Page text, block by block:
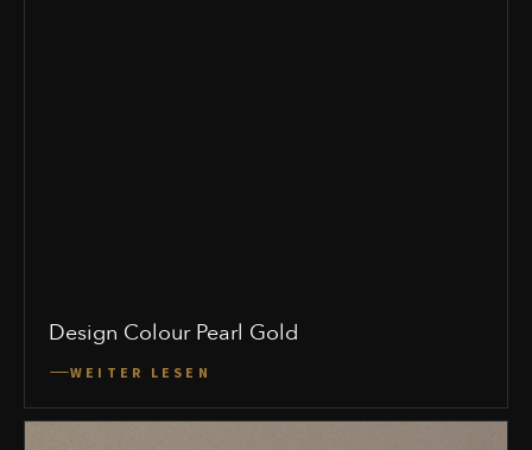
Design Colour Pearl Gold
WEITER LESEN